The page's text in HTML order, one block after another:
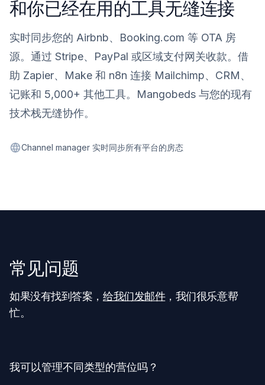
和你已经在用的工具无缝连接
实时同步您的 Airbnb、Booking.com 等 OTA 房
源。通过 Stripe、PayPal 或区域支付网关收款。借
助 Zapier、Make 和 n8n 连接 Mailchimp、CRM、
记账和 5,000+ 其他工具。Mangobeds 与您的现有
技术栈无缝协作。
Channel manager 实时同步所有平台的房态
常见问题
如果没有找到答案， 给我们发邮件，我们很乐意帮
忙。
我可以管理不同类型的营位吗？